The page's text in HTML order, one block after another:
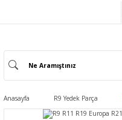
Anasayfa R9 Yedek Parça